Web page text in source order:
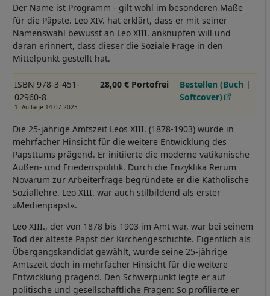
Der Name ist Programm - gilt wohl im besonderen Maße
für die Päpste. Leo XIV. hat erklärt, dass er mit seiner
Namenswahl bewusst an Leo XIII. anknüpfen will und
daran erinnert, dass dieser die Soziale Frage in den
Mittelpunkt gestellt hat.
ISBN 978-3-451-
02960-8
1. Auflage 14.07.2025
28,00 € Portofrei
Bestellen (Buch |
Softcover)
Die 25-jährige Amtszeit Leos XIII. (1878-1903) wurde in
mehrfacher Hinsicht für die weitere Entwicklung des
Papsttums prägend. Er initiierte die moderne vatikanische
Außen- und Friedenspolitik. Durch die Enzyklika Rerum
Novarum zur Arbeiterfrage begründete er die Katholische
Soziallehre. Leo XIII. war auch stilbildend als erster
»Medienpapst«.
Leo XIII., der von 1878 bis 1903 im Amt war, war bei seinem
Tod der älteste Papst der Kirchengeschichte. Eigentlich als
Übergangskandidat gewählt, wurde seine 25-jährige
Amtszeit doch in mehrfacher Hinsicht für die weitere
Entwicklung prägend. Den Schwerpunkt legte er auf
politische und gesellschaftliche Fragen: So profilierte er